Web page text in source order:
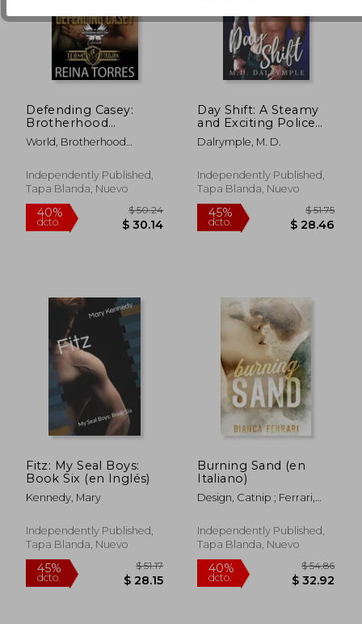
40%
dcto.
$ 44.61
$ 26.77
40%
dcto. $
Defending Casey:
Brotherhood
Protectors World (en
Inglés)
World, Brotherhood
Independently Published,
Tapa Blanda, Nuevo
Day Shift: A Steamy
and Exciting Police
Romance (en Inglés)
Dalrymple, M. D.
Independently Published,
Tapa Blanda, Nuevo
Fitz: My Seal Boys:
Book Six (en Inglés)
Kennedy, Mary
Independently Published,
Tapa Blanda, Nuevo
Burning Sand (en
Italiano)
Design, Catnip ; Ferrari,
Independently Published,
Tapa Blanda, Nuevo